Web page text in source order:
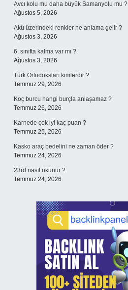
Avcı kolu mu daha büyük Samanyolu mu ?
Ağustos 5, 2026
Akü üzerindeki renkler ne anlama gelir ?
Ağustos 3, 2026
6. sınıfta kalma var mı ?
Ağustos 3, 2026
Türk Ortodoksları kimlerdir ?
Temmuz 29, 2026
Koç burcu hangi burçla anlaşamaz ?
Temmuz 26, 2026
Karnede çok iyi kaç puan ?
Temmuz 25, 2026
Kasko araç bedelini ne zaman öder ?
Temmuz 24, 2026
23rd nasıl okunur ?
Temmuz 24, 2026